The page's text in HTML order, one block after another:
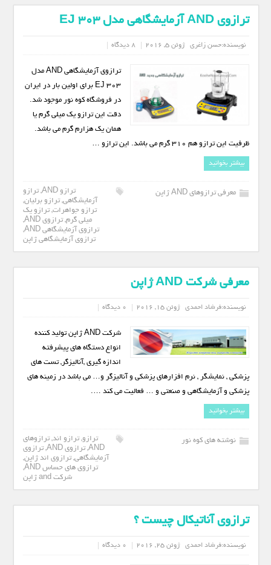
ترازوی آناتیکال چیست ؟
نویسنده:فرشاد احمدی ژوئن 25, 2016 0 دیدگاه
معرفی شرکت AND ژاپن
نویسنده:فرشاد احمدی ژوئن 15, 2016 0 دیدگاه
شرکت AND ژاپن تولید کننده
انواع دستگاه های پیشرفته
اندازه گیری ,آنالیزگر, تست های
پزشکی , نمایشگر , نرم افزارهای پزشکی و آنالیزگر و… می باشد در زمینه های
پزشکی و آزمایشگاهی و صنعتی و … فعالیت می کند ….
بیشتر بخوانید
نوشته های کوه نور ترازو,ترازو اند,ترازوهای
AND
,ترازوی AND ,ترازوی
آزمایشگاهی,ترازوی اند ژاپن,
ترازوی های حساس AND
,
شرکت and ژاپن
ترازوی AND آزمایشگاهی مدل EJ 303
نویسنده:حسن زاغری ژوئن 5, 2016 8 دیدگاه
ترازوی آزمایشگاهی AND مدل
EJ 303 برای اولین بار در ایران
در فروشگاه کوه نور موجود شد.
دقت این ترازو یک میلی گرم یا
همان یک هزارم گرم می باشد.
ظرفیت این ترازو هم 310 گرم می باشد. این ترازو …
بیشتر بخوانید
معرفی ترازوهای AND ژاپن ترازو AND ,ترازو
آزمایشگاهی,ترازو برلیان,
ترازو جواهرات,ترازو یک
میلی گرم,ترازوی AND
,
ترازوی آزمایشگاهی AND
,
ترازوی آزمایشگاهی ژاپن